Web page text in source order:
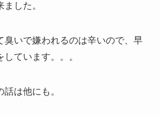
した。
臭いで嫌われるのは辛いので、早
ています。。。
は他にも。